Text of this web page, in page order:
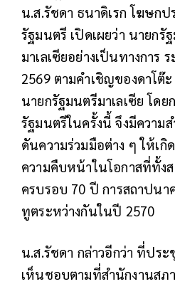
น.ส.รัชดา ธนาดิเรก โฆษกป
รัฐมนตรี เปิดเผยว่า นายก
มาเลเซียอย่างเป็นทางการ
2569 ตามคำเชิญของดาโต๊
นายกรัฐมนตรีมาเลเซีย โดย
รัฐมนตรีในครั้งนี้ จึงมีความ
ดันความร่วมมือต่าง ๆ ให้เกิ
ความคืบหน้าในโอกาสที่ทั้ง
ครบรอบ 70 ปี การสถาปนา
ทูตระหว่างกันในปี 2570
น.ส.รัชดา กล่าวอีกว่า ที่ปร
เห็นชอบตามที่สำนักงานสภ